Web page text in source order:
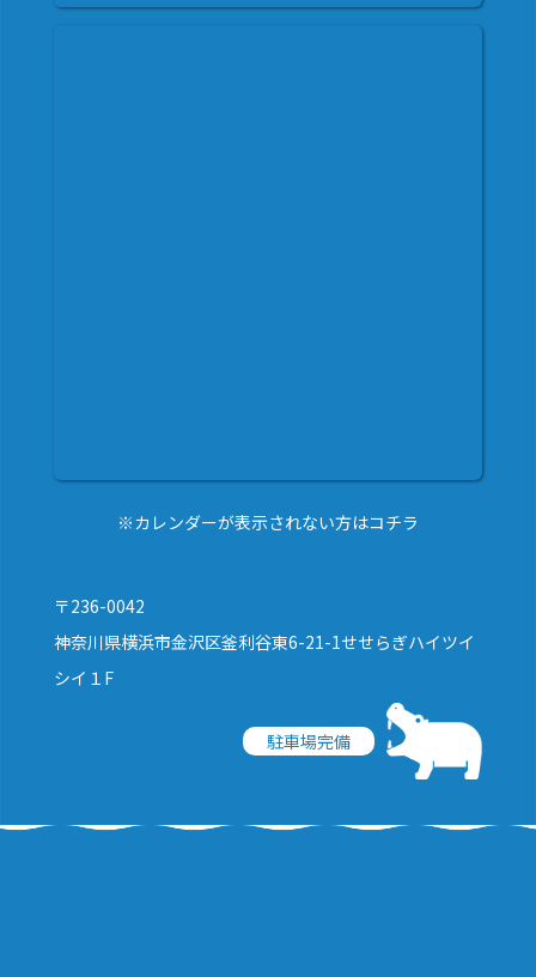
※カレンダーが表示されない方はコチラ
〒236-0042
神奈川県横浜市金沢区釜利谷東6-21-1せせらぎハイツイ
シイ１F
駐車場完備